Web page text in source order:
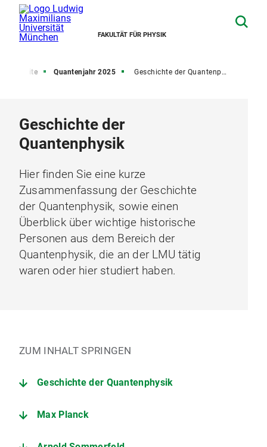
FAKULTÄT FÜR PHYSIK
Startseite Quantenjahr 2025 Geschichte der Quantenphysik
Geschichte der
Quantenphysik
Hier finden Sie eine kurze
Zusammenfassung der Geschichte
der Quantenphysik, sowie einen
Überblick über wichtige historische
Personen aus dem Bereich der
Quantenphysik, die an der LMU tätig
waren oder hier studiert haben.
ZUM INHALT SPRINGEN
Geschichte der Quantenphysik
Max Planck